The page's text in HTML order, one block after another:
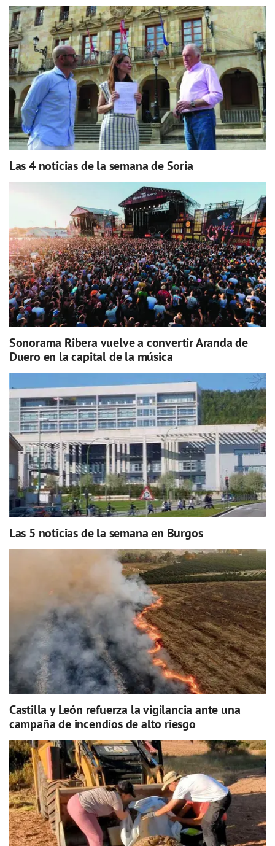
Las 4 noticias de la semana de Soria
Sonorama Ribera vuelve a convertir Aranda de
Duero en la capital de la música
Las 5 noticias de la semana en Burgos
Castilla y León refuerza la vigilancia ante una
campaña de incendios de alto riesgo